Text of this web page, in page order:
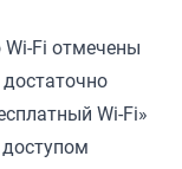
Wi-Fi отмечены
Wi-Fi»